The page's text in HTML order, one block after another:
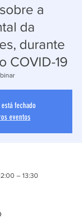
a
da
durante
COVID-19
fechado
eventos
– 13:30